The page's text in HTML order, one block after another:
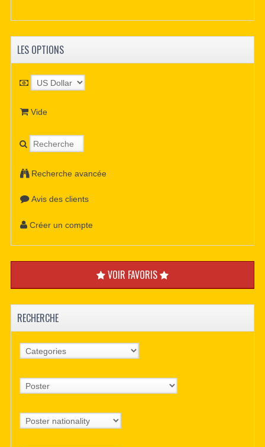
LES OPTIONS
Vide
Recherche avancée
Avis des clients
Créer un compte
VOIR FAVORIS
RECHERCHE